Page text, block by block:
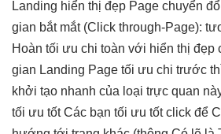
Landing hiển thị đẹp Page chuyển
gian bắt mắt(Click through-Page):
Hoàn tối ưu chi toàn với hiển thị đẹp
gian Landing Page tối ưu chi trước
khởi tạo nhanh của loại trực quan
tối ưu tốtCác bạn tối ưu tốtclick để